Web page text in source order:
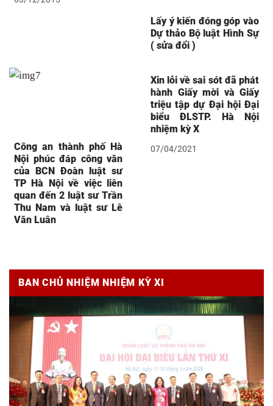
Lấy ý kiến đóng góp vào
Dự thảo Bộ luật Hình Sự
( sửa đổi )
Công an thành phố Hà
Nội phúc đáp công văn
của BCN Đoàn luật sư
TP Hà Nội về việc liên
quan đến 2 luật sư Trần
Thu Nam và luật sư Lê
Văn Luân
Xin lỗi về sai sót đã phát
hành Giấy mời và Giấy
triệu tập dự Đại hội Đại
biểu ĐLSTP. Hà Nội
nhiệm kỳ X
07/04/2021
BAN CHỦ NHIỆM NHIỆM KỲ XI